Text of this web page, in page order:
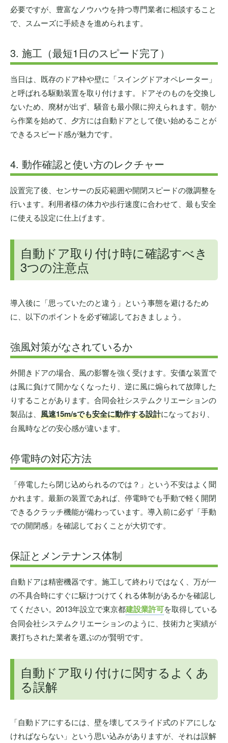
必要ですが、豊富なノウハウを持つ専門業者に相談すること
で、スムーズに手続きを進められます。
3. 施工（最短1日のスピード完了）
当日は、既存のドア枠や壁に「スイングドアオペレーター」
と呼ばれる駆動装置を取り付けます。ドアそのものを交換し
ないため、廃材が出ず、騒音も最小限に抑えられます。朝か
ら作業を始めて、夕方には自動ドアとして使い始めることが
できるスピード感が魅力です。
4. 動作確認と使い方のレクチャー
設置完了後、センサーの反応範囲や開閉スピードの微調整を
行います。利用者様の体力や歩行速度に合わせて、最も安全
に使える設定に仕上げます。
自動ドア取り付け時に確認すべき
3つの注意点
導入後に「思っていたのと違う」という事態を避けるため
に、以下のポイントを必ず確認しておきましょう。
強風対策がなされているか
外開きドアの場合、風の影響を強く受けます。安価な装置で
は風に負けて開かなくなったり、逆に風に煽られて故障した
りすることがあります。合同会社システムクリエーションの
製品は、 風速15m/sでも安全に動作する設計になっており、
台風時などの安心感が違います。
停電時の対応方法
「停電したら閉じ込められるのでは？」という不安はよく聞
かれます。最新の装置であれば、停電時でも手動で軽く開閉
できるクラッチ機能が備わっています。導入前に必ず「手動
での開閉感」を確認しておくことが大切です。
保証とメンテナンス体制
自動ドアは精密機器です。施工して終わりではなく、万が一
の不具合時にすぐに駆けつけてくれる体制があるかを確認し
てください。2013年設立で東京都建設業許可を取得している
合同会社システムクリエーションのように、技術力と実績が
裏打ちされた業者を選ぶのが賢明です。
自動ドア取り付けに関するよくあ
る誤解
「自動ドアにするには、壁を壊してスライド式のドアにしな
ければならない」という思い込みがありますが、それは誤解